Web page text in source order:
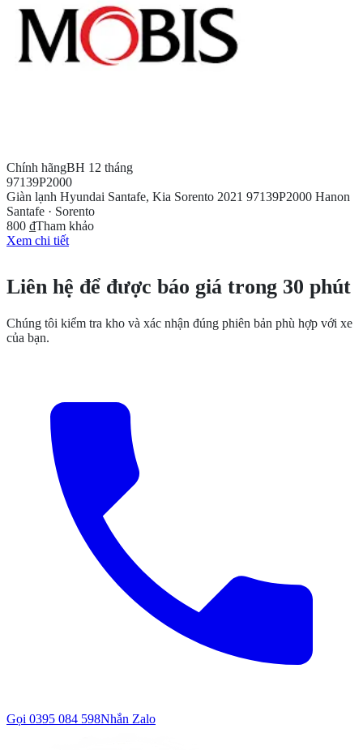
Chính hãngBH 12 tháng
97139P2000
Giàn lạnh Hyundai Santafe, Kia Sorento 2021 97139P2000 Hanon
Santafe · Sorento
800 ₫Tham khảo
Xem chi tiết
Liên hệ để được báo giá trong 30 phút
Chúng tôi kiểm tra kho và xác nhận đúng phiên bản phù hợp với xe
của bạn.
Gọi 0395 084 598Nhắn Zalo